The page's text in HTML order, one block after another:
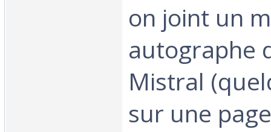
on joint un
autographe
Mistral
sur une